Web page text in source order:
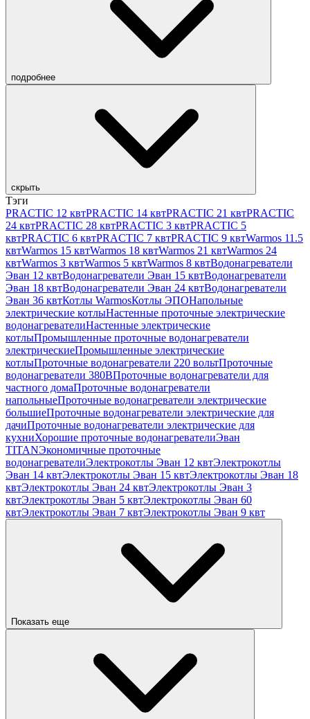
подробнее
скрыть
Тэги
PRACTIC 12 квтPRACTIC 14 квтPRACTIC 21 квтPRACTIC
24 квтPRACTIC 28 квтPRACTIC 3 квтPRACTIC 5
квтPRACTIC 6 квтPRACTIC 7 квтPRACTIC 9 квтWarmos 11.5
квтWarmos 15 квтWarmos 18 квтWarmos 21 квтWarmos 24
квтWarmos 3 квтWarmos 5 квтWarmos 8 квтВодонагреватели
Эван 12 квтВодонагреватели Эван 15 квтВодонагреватели
Эван 18 квтВодонагреватели Эван 24 квтВодонагреватели
Эван 36 квтКотлы WarmosКотлы ЭПОНапольные
электрические котлыНастенные проточные электрические
водонагревателиНастенные электрические
котлыПромышленные проточные водонагреватели
электрическиеПромышленные электрические
котлыПроточные водонагреватели 220 вольтПроточные
водонагреватели 380ВПроточные водонагреватели для
частного домаПроточные водонагреватели
напольныеПроточные водонагреватели электрические
большиеПроточные водонагреватели электрические для
дачиПроточные водонагреватели электрические для
кухниХорошие проточные водонагревателиЭван
TITANЭкономичные проточные
водонагревателиЭлектрокотлы Эван 12 квтЭлектрокотлы
Эван 14 квтЭлектрокотлы Эван 15 квтЭлектрокотлы Эван 18
квтЭлектрокотлы Эван 24 квтЭлектрокотлы Эван 3
квтЭлектрокотлы Эван 5 квтЭлектрокотлы Эван 60
квтЭлектрокотлы Эван 7 квтЭлектрокотлы Эван 9 квт
Показать еще